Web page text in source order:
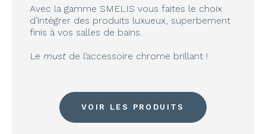
Avec la gamme SMELIS vous faites le choix
d’intégrer des produits luxueux, superbement
finis à vos salles de bains.
Le must de l’accessoire chrome brillant !
VOIR LES PRODUITS